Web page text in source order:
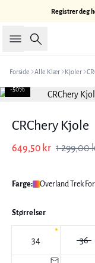
Registrer deg
Søk
Forside Alle Klær Kjoler
-50%
CRChery Kjole
649,50 kr 1 299,00
Farge: Overland Trek
Størrelser
34 36